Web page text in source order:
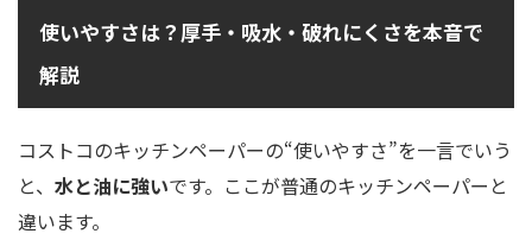
使いやすさは？厚手・吸水・破れにくさを本音で
解説
コストコのキッチンペーパーの“使いやすさ”を一言でいう
と、 水と油に強いです。ここが普通のキッチンペーパーと
違います。